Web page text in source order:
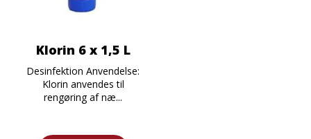
Klorin 6 x 1,5 L
Desinfektion Anvendelse:
Klorin anvendes til
rengøring af næ...